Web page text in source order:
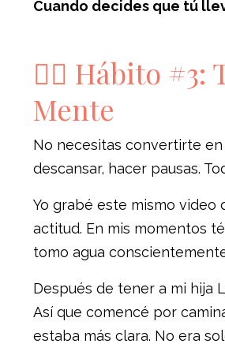
Cuando decides que tú
🏋️‍♀️ Hábito #3:
Mente
No necesitas convertirte
descansar, hacer pausas.
Yo grabé este mismo video
actitud. En mis momentos
tomo agua
Después de tener a mi hija
Así que comencé por
estaba más clara. No era